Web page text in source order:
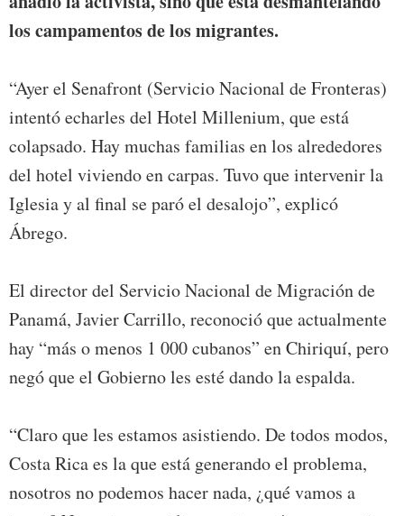
los campamentos de los migrantes.
“Ayer el Senafront (Servicio Nacional de Fronteras)
intentó echarles del Hotel Millenium, que está
colapsado. Hay muchas familias en los alrededores
del hotel viviendo en carpas. Tuvo que intervenir la
Iglesia y al final se paró el desalojo”, explicó
Ábrego.
El director del Servicio Nacional de Migración de
Panamá, Javier Carrillo, reconoció que actualmente
hay “más o menos 1 000 cubanos” en Chiriquí, pero
negó que el Gobierno les esté dando la espalda.
“Claro que les estamos asistiendo. De todos modos,
Costa Rica es la que está generando el problema,
nosotros no podemos hacer nada, ¿qué vamos a